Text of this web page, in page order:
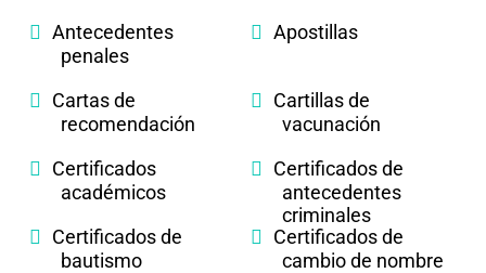
Antecedentes
penales
Apostillas
Cartas de
recomendación
Cartillas de
vacunación
Certificados
académicos
Certificados de
antecedentes
criminales
Certificados de
bautismo
Certificados de
cambio de nombre